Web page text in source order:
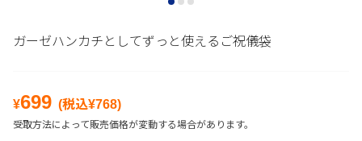
ガーゼハンカチとしてずっと使えるご祝儀袋
¥699 (税込¥768)
受取方法によって販売価格が変動する場合があります。